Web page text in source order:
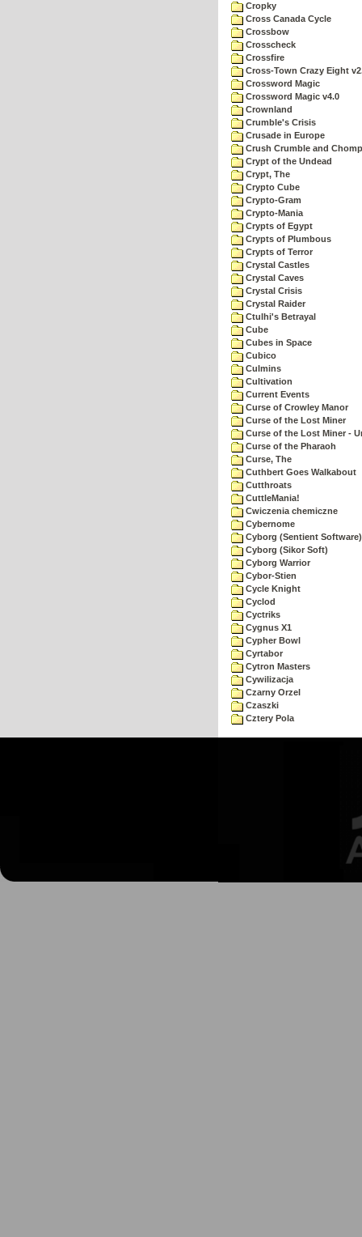
Cropky
Cross Canada Cycle
Crossbow
Crosscheck
Crossfire
Cross-Town Crazy Eight
Crossword Magic
Crossword Magic v4.0
Crownland
Crumble's Crisis
Crusade in Europe
Crush Crumble and Chomp
Crypt of the Undead
Crypt, The
Crypto Cube
Crypto-Gram
Crypto-Mania
Crypts of Egypt
Crypts of Plumbous
Crypts of Terror
Crystal Castles
Crystal Caves
Crystal Crisis
Crystal Raider
Ctulhi's Betrayal
Cube
Cubes in Space
Cubico
Culmins
Cultivation
Current Events
Curse of Crowley Manor
Curse of the Lost Miner
Curse of the Lost Miner -
Curse of the Pharaoh
Curse, The
Cuthbert Goes Walkabout
Cutthroats
CuttleMania!
Cwiczenia chemiczne
Cybernome
Cyborg (Sentient Software)
Cyborg (Sikor Soft)
Cyborg Warrior
Cybor-Stien
Cycle Knight
Cyclod
Cyctriks
Cygnus X1
Cypher Bowl
Cyrtabor
Cytron Masters
Cywilizacja
Czarny Orzel
Czaszki
Cztery Pola